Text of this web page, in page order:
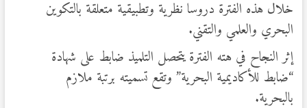
خلال هذه الفترة دروسا نظرية وتطبيقية متعلقة بالتكوين
البحري والعلمي والتقني.
إثر النجاح في هته الفترة يتحصل التلميذ ضابط على شهادة
“ضابط للأكاديمية البحرية” وتقع تسميته برتبة ملازم
بالبحرية.